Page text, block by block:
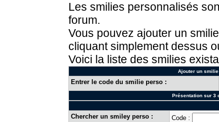
Les smilies personnalisés
forum.
Vous pouvez ajouter un
cliquant simplement dessus
Voici la liste des smilies
Ajouter un
Entrer le code du smilie perso :
Présentation sur 3
Chercher un smiley perso : Code :